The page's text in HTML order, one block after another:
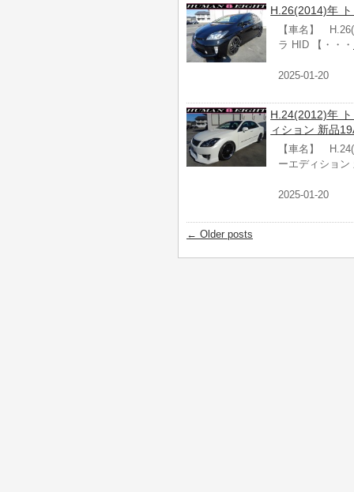
H.26(2014)年
【車名】
ラ HID 【・・・
2025-01-20
H.24(2012)年
ィション 新品
【車名】
ーエディション
2025-01-20
← Older posts